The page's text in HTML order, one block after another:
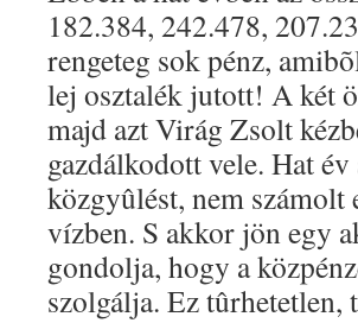
182.384, 242.478,
rengeteg sok pénz,
lej osztalék jutott! A két
majd azt Virág Zsolt
gazdálkodott vele. Hat
közgyûlést, nem számolt
vízben. S akkor jön egy
gondolja, hogy a
szolgálja. Ez